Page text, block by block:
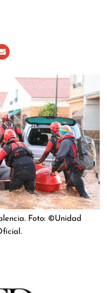
Foto: ©Unidad